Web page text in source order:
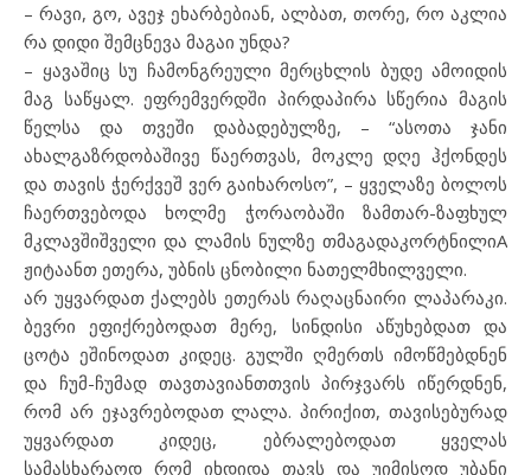
– რავი, გო, ავეჯ ეხარბებიან, ალბათ, თორე, რო აკლია
რა დიდი შემცნევა მაგაი უნდა?
– ყავაშიც სუ ჩამონგრეული მერცხლის ბუდე ამოიდის
მაგ საწყალ. ეფრემვერდში პირდაპირა სწერია მაგის
წელსა და თვეში დაბადებულზე, – “ასოთა ჯანი
ახალგაზრდობაშივე წაერთვას, მოკლე დღე ჰქონდეს
და თავის ჭერქვეშ ვერ გაიხაროსო”, – ყველაზე ბოლოს
ჩაერთვებოდა ხოლმე ჭორაობაში ზამთარ-ზაფხულ
მკლავშიშველი და ლამის ნულზე თმაგადაკორტნილიA
ჟიტაანთ ეთერა, უბნის ცნობილი ნათელმხილველი.
არ უყვარდათ ქალებს ეთერას რაღაცნაირი ლაპარაკი.
ბევრი ეფიქრებოდათ მერე, სინდისი აწუხებდათ და
ცოტა ეშინოდათ კიდეც. გულში ღმერთს იმოწმებდნენ
და ჩუმ-ჩუმად თავთავიანთთვის პირჯვარს იწერდნენ,
რომ არ ეჯავრებოდათ ლალა. პირიქით, თავისებურად
უყვარდათ კიდეც, ებრალებოდათ ყველას
სამასხარაოდ რომ იხდიდა თავს და უიმისოდ უბანი